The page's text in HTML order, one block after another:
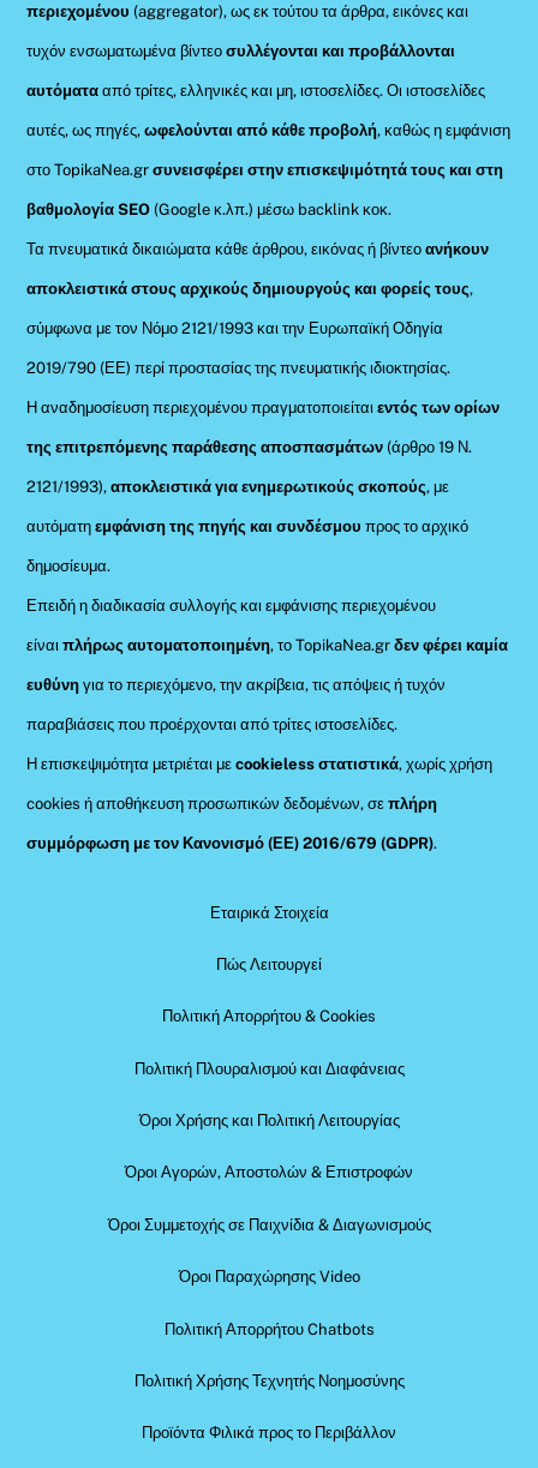
περιεχομένου (aggregator), ως εκ τούτου τα άρθρα, εικόνες και
τυχόν ενσωματωμένα βίντεοσυλλέγονται και προβάλλονται
αυτόματααπό τρίτες, ελληνικές και μη, ιστοσελίδες. Οι ιστοσελίδες
αυτές, ως πηγές,ωφελούνται από κάθε προβολή, καθώς η εμφάνιση
στο TopikaNea.gr συνεισφέρει στην επισκεψιμότητά τους και στη
βαθμολογία SEO (Google κ.λπ.) μέσω backlink κοκ.
Τα πνευματικά δικαιώματα κάθε άρθρου, εικόνας ή βίντεοανήκουν
αποκλειστικά στους αρχικούς δημιουργούς και φορείς τους,
σύμφωνα με τον Νόμο 2121/1993 και την Ευρωπαϊκή Οδηγία
2019/790 (ΕΕ) περί προστασίας της πνευματικής ιδιοκτησίας.
Η αναδημοσίευση περιεχομένου πραγματοποιείταιεντός των ορίων
της επιτρεπόμενης παράθεσης αποσπασμάτων (άρθρο 19 Ν.
2121/1993), αποκλειστικά για ενημερωτικούς σκοπούς, με
αυτόματηεμφάνιση της πηγής και συνδέσμου προς το αρχικό
δημοσίευμα.
Επειδή η διαδικασία συλλογής και εμφάνισης περιεχομένου
είναιπλήρως αυτοματοποιημένη, το TopikaNea.grδεν φέρει καμία
ευθύνη για το περιεχόμενο, την ακρίβεια, τις απόψεις ή τυχόν
παραβιάσεις που προέρχονται από τρίτες ιστοσελίδες.
Η επισκεψιμότητα μετριέται μεcookieless στατιστικά, χωρίς χρήση
cookies ή αποθήκευση προσωπικών δεδομένων, σεπλήρη
συμμόρφωση με τον Κανονισμό (ΕΕ) 2016/679 (GDPR).
Εταιρικά Στοιχεία
Πώς Λειτουργεί
Πολιτική Απορρήτου & Cookies
Πολιτική Πλουραλισμού και Διαφάνειας
Όροι Χρήσης και Πολιτική Λειτουργίας
Όροι Αγορών, Αποστολών & Επιστροφών
Όροι Συμμετοχής σε Παιχνίδια & Διαγωνισμούς
Όροι Παραχώρησης Video
Πολιτική Απορρήτου Chatbots
Πολιτική Χρήσης Τεχνητής Νοημοσύνης
Προϊόντα Φιλικά προς το Περιβάλλον